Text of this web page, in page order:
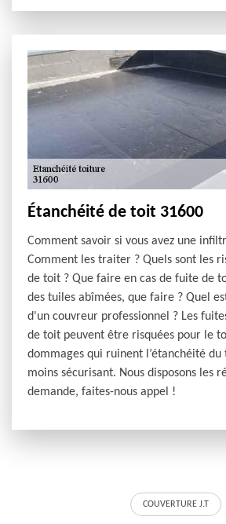
Étanchéité de toit 31600
Comment savoir si vous avez une
Comment les traiter ? Quels sont les
de toit ? Que faire en cas de fuite de
des tuiles abîmées, que faire ? Quel
d'un couvreur professionnel ? Les
de toit peuvent être risquées pour le
dommages qui ruinent l’étanchéité
moins sécurisant. Nous disposons les
demande, faites-nous appel !
COUVERTURE J.T